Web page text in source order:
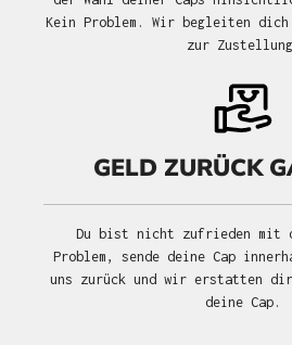
Kein Problem. Wir begleiten
zur
GELD ZURÜCK
Du bist nicht zufrieden mit
Problem, sende deine Cap
uns zurück und wir erstatten
deine Cap.